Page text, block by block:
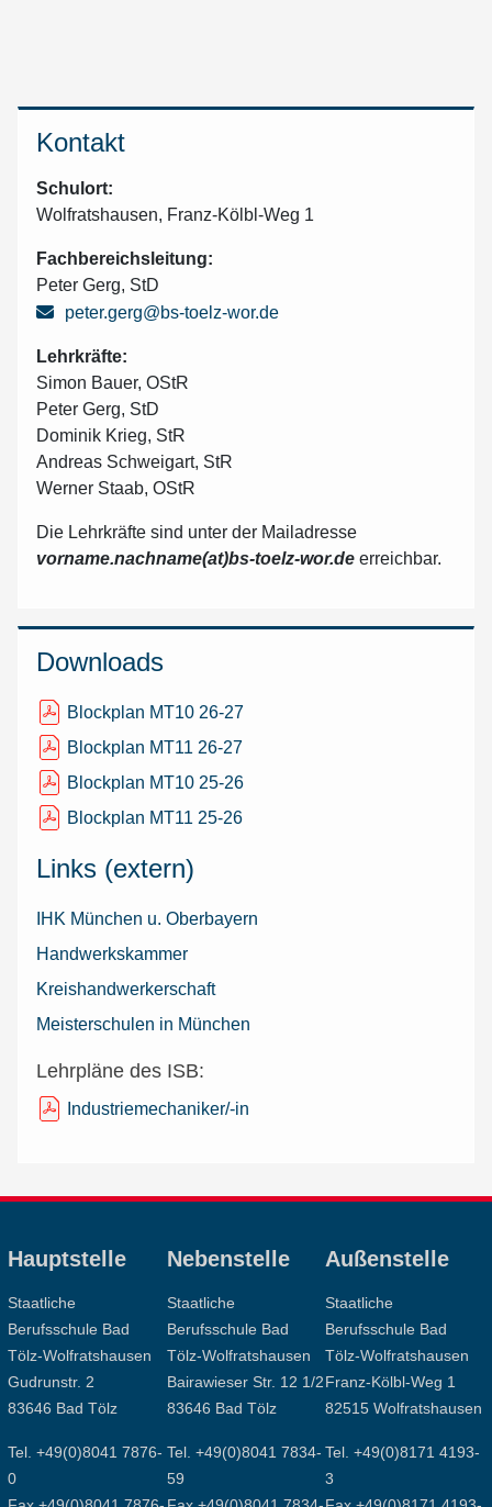
Kontakt
Schulort:
Wolfratshausen, Franz-Kölbl-Weg 1
Fachbereichsleitung:
Peter Gerg, StD
peter.gerg@bs-toelz-wor.de
Lehrkräfte:
Simon Bauer, OStR
Peter Gerg, StD
Dominik Krieg, StR
Andreas Schweigart, StR
Werner Staab, OStR
Die Lehrkräfte sind unter der Mailadresse
vorname.nachname(at)bs-toelz-wor.de erreichbar.
Downloads
Blockplan MT10 26-27
Blockplan MT11 26-27
Blockplan MT10 25-26
Blockplan MT11 25-26
Links (extern)
IHK München u. Oberbayern
Handwerkskammer
Kreishandwerkerschaft
Meisterschulen in München
Lehrpläne des ISB:
Industriemechaniker/-in
Hauptstelle
Staatliche
Berufsschule Bad
Tölz-Wolfratshausen
Gudrunstr. 2
83646 Bad Tölz
Tel. +49(0)8041 7876-
0
Nebenstelle
Staatliche
Berufsschule Bad
Tölz-Wolfratshausen
Bairawieser Str. 12 1/2
83646 Bad Tölz
Tel. +49(0)8041 7834-
59
Außenstelle
Staatliche
Berufsschule Bad
Tölz-Wolfratshausen
Franz-Kölbl-Weg 1
82515 Wolfratshausen
Tel. +49(0)8171 4193-
3